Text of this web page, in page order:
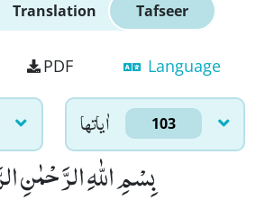
Translation Tafseer
PDF Language
اٰياتها 103
بِسْمِ اللّٰهِ الرَّحْمٰنِ